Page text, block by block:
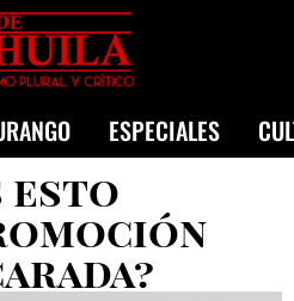
ESPECIALES
esto